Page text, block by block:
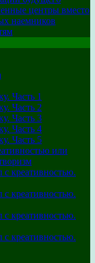
центры вместо
наемников
Часть 1
Часть 2
Часть 3
Часть 4
Часть 5
или
креативностью.
креативностью.
креативностью.
креативностью.